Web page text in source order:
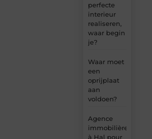
perfecte
interieur
realiseren,
waar begin
je?
Waar moet
een
oprijplaat
aan
voldoen?
Agence
immobilière
à Hal pour